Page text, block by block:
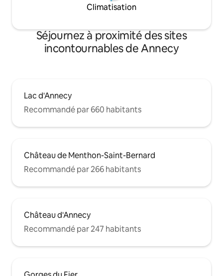
Climatisation
Séjournez à proximité des sites
incontournables de Annecy
Lac d'Annecy
Recommandé par 660 habitants
Château de Menthon-Saint-Bernard
Recommandé par 266 habitants
Château d'Annecy
Recommandé par 247 habitants